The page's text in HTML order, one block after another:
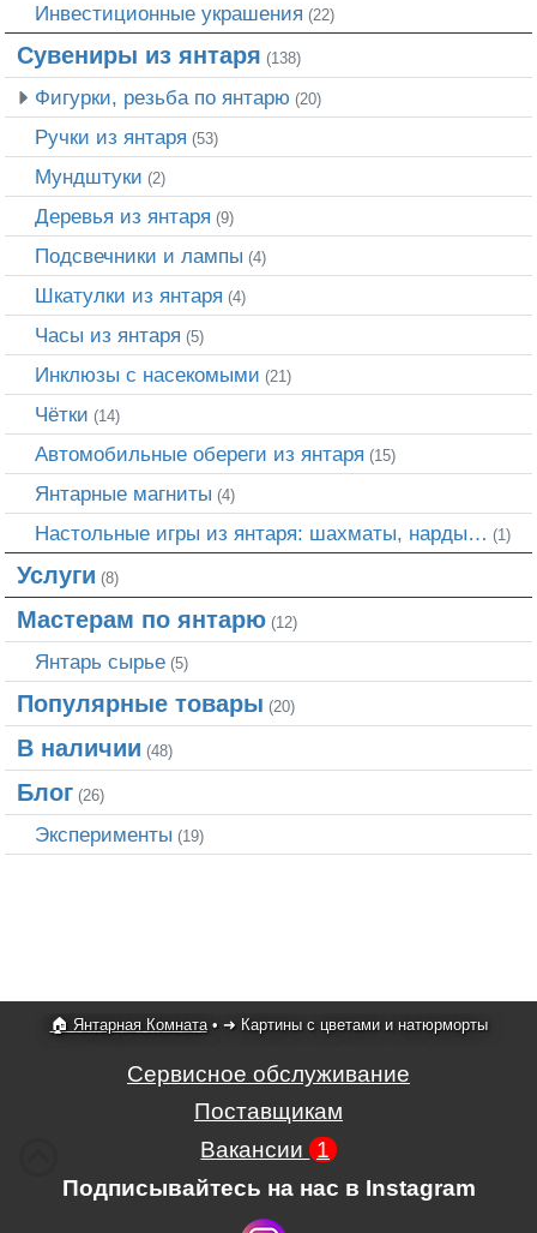
Инвестиционные украшения (22)
Сувениры из янтаря (138)
Фигурки, резьба по янтарю (20)
Ручки из янтаря (53)
Мундштуки (2)
Деревья из янтаря (9)
Подсвечники и лампы (4)
Шкатулки из янтаря (4)
Часы из янтаря (5)
Инклюзы с насекомыми (21)
Чётки (14)
Автомобильные обереги из янтаря (15)
Янтарные магниты (4)
Настольные игры из янтаря: шахматы, нарды… (1)
Услуги (8)
Мастерам по янтарю (12)
Янтарь сырье (5)
Популярные товары (20)
В наличии (48)
Блог (26)
Эксперименты (19)
🏠 Янтарная Комната• ➜ Картины с цветами и натюрморты
Сервисное обслуживание
Поставщикам
Вакансии 1
Подписывайтесь на нас в Instagram